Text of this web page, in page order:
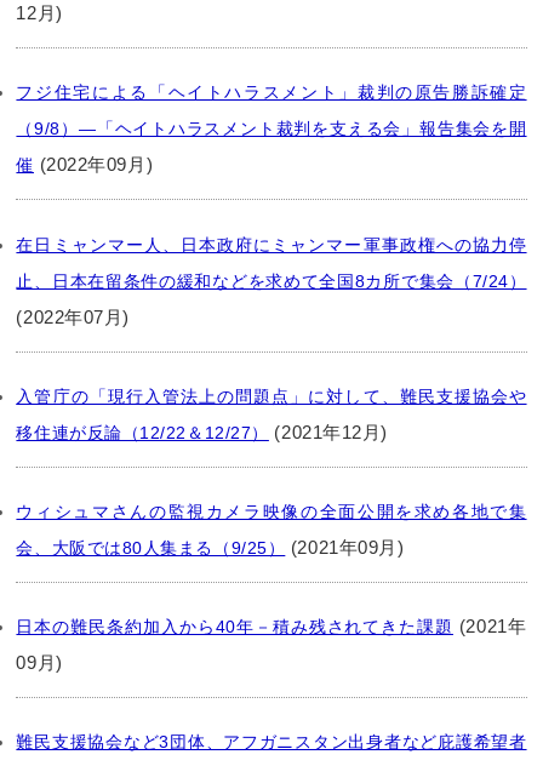
12月)
フジ住宅による「ヘイトハラスメント」裁判の原告勝訴確定
（9/8）―「ヘイトハラスメント裁判を支える会」報告集会を開
催 (2022年09月)
在日ミャンマー人、日本政府にミャンマー軍事政権への協力停
止、日本在留条件の緩和などを求めて全国8カ所で集会（7/24）
(2022年07月)
入管庁の「現行入管法上の問題点」に対して、難民支援協会や
移住連が反論（12/22＆12/27）
(2021年12月)
ウィシュマさんの監視カメラ映像の全面公開を求め各地で集
会、大阪では80人集まる（9/25）
(2021年09月)
日本の難民条約加入から40年－積み残されてきた課題 (2021年
09月)
難民支援協会など3団体、アフガニスタン出身者など庇護希望者